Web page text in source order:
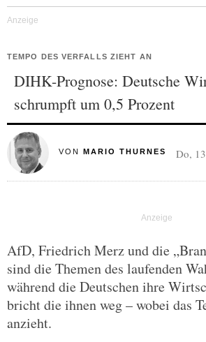
TEMPO DES VERFALLS ZIEHT AN
DIHK-Prognose: Deutsche
schrumpft um 0,5 Prozent
VON MARIO THURNES Do,
AfD, Friedrich Merz und die
sind die Themen des laufenden
während die Deutschen ihre
bricht die ihnen weg – wobei das
anzieht.